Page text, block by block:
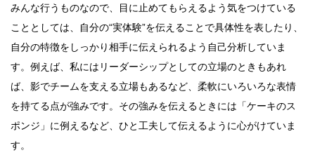
みんな行うものなので、目に止めてもらえるよう気をつけている
こととしては、自分の“実体験”を伝えることで具体性を表したり、
自分の特徴をしっかり相手に伝えられるよう自己分析していま
す。例えば、私にはリーダーシップとしての立場のときもあれ
ば、影でチームを支える立場もあるなど、柔軟にいろいろな表情
を持てる点が強みです。その強みを伝えるときには「ケーキのス
ポンジ」に例えるなど、ひと工夫して伝えるように心がけていま
す。